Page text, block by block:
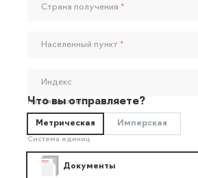
Страна получения *
Населенный пункт *
Индекс
Необязательно
Что вы отправляете?
Метрическая Имперская
Система единиц
Документы